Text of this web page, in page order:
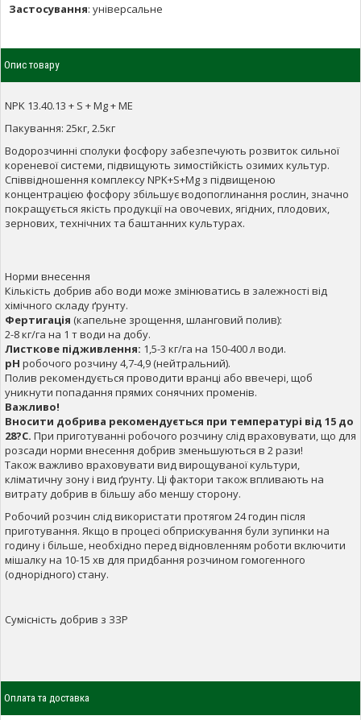
Застосування: універсальне
Опис товару
NPK 13.40.13 + S + Mg + ME
Пакування: 25кг, 2.5кг
Водорозчинні сполуки фосфору забезпечують розвиток сильної
кореневої системи, підвищують зимостійкість озимих культур.
Співвідношення комплексу NPK+S+Mg з підвищеною
концентрацією фосфору збільшує водопоглинання рослин, значно
покращується якість продукції на овочевих, ягідних, плодових,
зернових, технічних та баштанних культурах.
Норми внесення
Кількість добрив або води може змінюватись в залежності від
хімічного складу ґрунту.
Фертигація (капельне зрощення, шланговий полив):
2-8 кг/га на 1 т води на добу.
Листкове підживлення: 1,5-3 кг/га на 150-400 л води.
pH робочого розчину 4,7-4,9 (нейтральний).
Полив рекомендується проводити вранці або ввечері, щоб
уникнути попадання прямих сонячних променів.
Важливо!
Вносити добрива рекомендується при температурі від 15 до
28?С. При приготуванні робочого розчину слід враховувати, що для
розсади норми внесення добрив зменьшуються в 2 рази!
Також важливо враховувати вид вирощуваної культури,
кліматичну зону і вид ґрунту. Ці фактори також впливають на
витрату добрив в більшу або меншу сторону.
Робочий розчин слід використати протягом 24 годин після
приготування. Якщо в процесі обприскування були зупинки на
годину і більше, необхідно перед відновленням роботи включити
мішалку на 10-15 хв для придбання розчином гомогенного
(однорідного) стану.
Сумісність добрив з ЗЗР
Оплата та доставка